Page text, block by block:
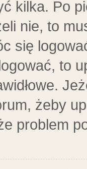
kilka. Po
nie, to
się
to
żeby
problem